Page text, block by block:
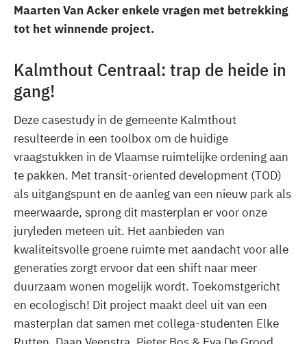
Maarten Van Acker enkele vragen met betrekking
tot het winnende project.
Kalmthout Centraal: trap de heide in
gang!
Deze casestudy in de gemeente Kalmthout
resulteerde in een toolbox om de huidige
vraagstukken in de Vlaamse ruimtelijke ordening aan
te pakken. Met transit-oriented development (TOD)
als uitgangspunt en de aanleg van een nieuw park als
meerwaarde, sprong dit masterplan er voor onze
juryleden meteen uit. Het aanbieden van
kwaliteitsvolle groene ruimte met aandacht voor alle
generaties zorgt ervoor dat een shift naar meer
duurzaam wonen mogelijk wordt. Toekomstgericht
en ecologisch! Dit project maakt deel uit van een
masterplan dat samen met collega-studenten Elke